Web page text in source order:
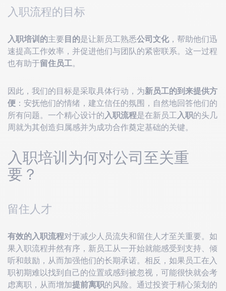
入职流程的目标
入职培训的主要目的是让新员工熟悉公司文化，帮助他们迅
速提高工作效率，并促进他们与团队的紧密联系。这一过程
也有助于留住员工。
因此，我们的目标是采取具体行动，为新员工的到来提供方
便 ：安抚他们的情绪，建立信任的氛围，自然地回答他们的
所有问题。一个精心设计的 入职流程是在新员工 入职的头几
周就为其创造归属感并为成功合作奠定基础的关键。
入职培训为何对公司至关重
要？
留住人才
有效的入职流程对于减少人员流失和留住人才至关重要。如
果入职流程井然有序，新员工从一开始就能感受到支持、倾
听和鼓励，从而加强他们的长期承诺。相反，如果员工在入
职初期难以找到自己的位置或感到被忽视，可能很快就会考
虑离职，从而增加提前离职的风险。通过投资于精心策划的